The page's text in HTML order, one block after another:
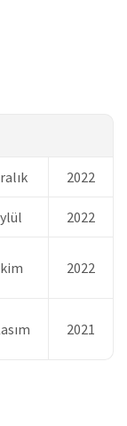
2022
2022
2022
2021